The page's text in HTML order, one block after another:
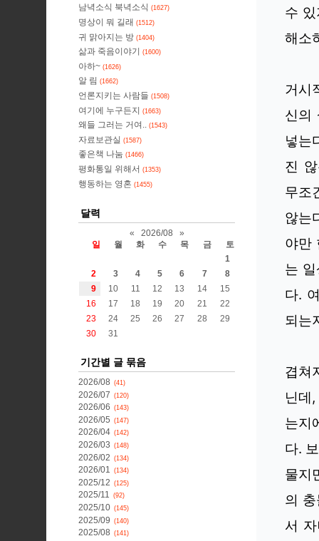
수
해소
거시
신의
넣는
진
무조
않는
야만
는
다.
되는
겹쳐
닌데
는지
다.
물지
의
서
남녁소식 북녁소식 (1627)
명상이 뭐 길래 (1512)
귀 맑아지는 방 (1404)
삶과 죽음이야기 (1600)
아하~ (1626)
알 림 (1662)
언론지키는 사람들 (1508)
여기에 누구든지 (1663)
왜들 그러는 거여.. (1543)
자료보관실 (1587)
좋은책 나눔 (1466)
평화통일 위해서 (1353)
행동하는 영혼 (1455)
달력
« 2026/08
»
일
월 화 수 목 금
토
1
2
3 4 5 6 7
8
9
10 11 12 13 14
15
16
17 18 19 20 21
22
23
24 25 26 27 28
29
30
31
기간별 글 묶음
2026/08 (41)
2026/07 (120)
2026/06 (143)
2026/05 (147)
2026/04 (142)
2026/03 (148)
2026/02 (134)
2026/01 (134)
2025/12 (125)
2025/11 (92)
2025/10 (145)
2025/09 (140)
2025/08 (141)